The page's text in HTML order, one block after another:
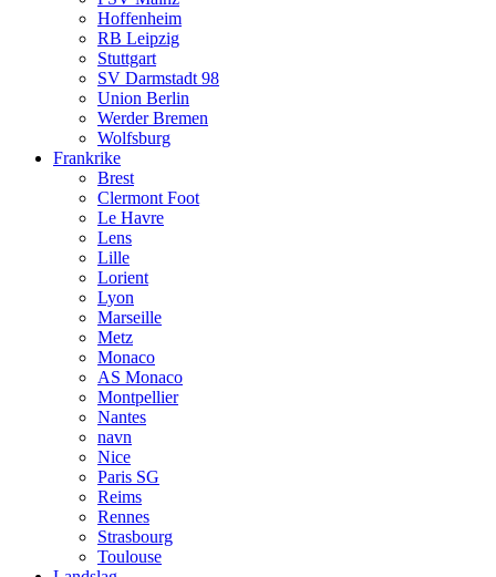
Hoffenheim
RB Leipzig
Stuttgart
SV Darmstadt 98
Union Berlin
Werder Bremen
Wolfsburg
Frankrike
Brest
Clermont Foot
Le Havre
Lens
Lille
Lorient
Lyon
Marseille
Metz
Monaco
AS Monaco
Montpellier
Nantes
navn
Nice
Paris SG
Reims
Rennes
Strasbourg
Toulouse